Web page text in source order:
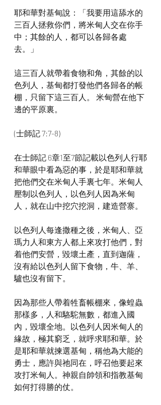
耶和華對基甸說：「我要用這舔水的
三百人拯救你們，將米甸人交在你手
中；其餘的人，都可以各歸各處
去。」
這三百人就帶着食物和角，其餘的以
色列人，基甸都打發他們各歸各的帳
棚，只留下這三百人。 米甸營在他下
邊的平原裏。
(士師記 7:7-8)
在士師記 6章1至7節記載以色列人行耶
和華眼中看為惡的事，於是耶和華就
把他們交在米甸人手裏七年。米甸人
壓制以色列人，以色列人因為米甸
人，就在山中挖穴挖洞，建造營寨。
以色列人每逢撒種之後，米甸人、亞
瑪力人和東方人都上來攻打他們，對
着他們安營，毀壞土產，直到迦薩，
沒有給以色列人留下食物，牛、羊、
驢也沒有留下。
因為那些人帶着牲畜帳棚來，像蝗蟲
那樣多，人和駱駝無數，都進入國
內，毀壞全地。以色列人因米甸人的
緣故，極其窮乏，就呼求耶和華。於
是耶和華就揀選基甸，稱他為大能的
勇士，應許與祂同在，呼召他要起來
攻打米甸人。神親自帥領和指教基甸
如何打得勝的仗。